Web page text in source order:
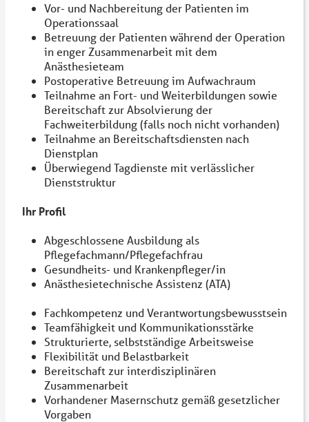
Vor- und Nachbereitung der Patienten im
Operationssaal
Betreuung der Patienten während der Operation
in enger Zusammenarbeit mit dem
Anästhesieteam
Postoperative Betreuung im Aufwachraum
Teilnahme an Fort- und Weiterbildungen sowie
Bereitschaft zur Absolvierung der
Fachweiterbildung (falls noch nicht vorhanden)
Teilnahme an Bereitschaftsdiensten nach
Dienstplan
Überwiegend Tagdienste mit verlässlicher
Dienststruktur
Ihr Profil
Abgeschlossene Ausbildung als
Pflegefachmann/Pflegefachfrau
Gesundheits- und Krankenpfleger/in
Anästhesietechnische Assistenz (ATA)
Fachkompetenz und Verantwortungsbewusstsein
Teamfähigkeit und Kommunikationsstärke
Strukturierte, selbstständige Arbeitsweise
Flexibilität und Belastbarkeit
Bereitschaft zur interdisziplinären
Zusammenarbeit
Vorhandener Masernschutz gemäß gesetzlicher
Vorgaben